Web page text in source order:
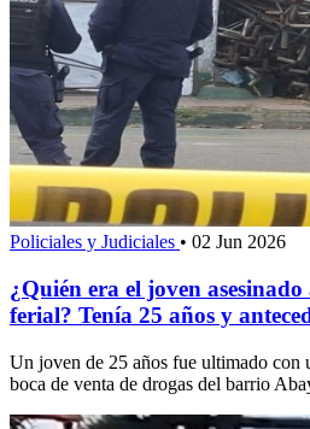
Policiales y Judiciales • 02 Jun 2026
¿Quién era el joven
ferial? Tenía 25 años y
Un joven de 25 años fue ultimado con
boca de venta de drogas del barrio